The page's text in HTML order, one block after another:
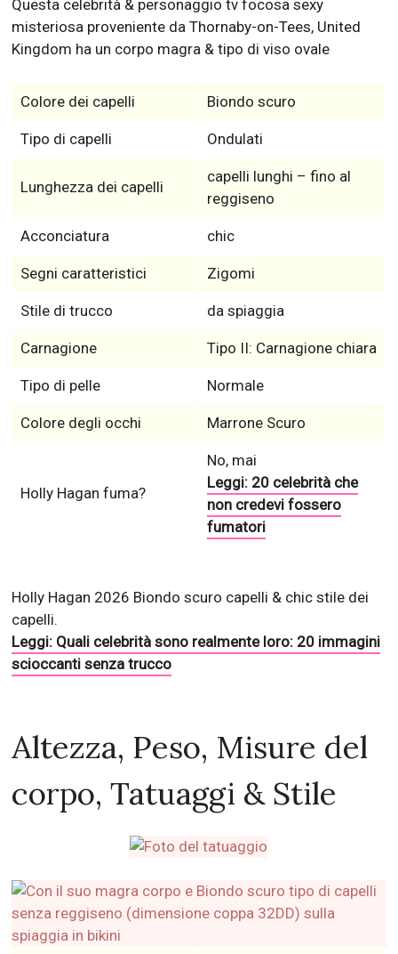
Questa celebrità & personaggio tv focosa sexy
misteriosa proveniente da Thornaby-on-Tees, United
Kingdom ha un corpo magra & tipo di viso ovale
Colore dei capelli Biondo scuro
Tipo di capelli Ondulati
Lunghezza dei capelli
capelli lunghi – fino al
reggiseno
Acconciatura chic
Segni caratteristici Zigomi
Stile di trucco da spiaggia
Carnagione Tipo II: Carnagione chiara
Tipo di pelle Normale
Colore degli occhi Marrone Scuro
Holly Hagan fuma?
No, mai
Leggi: 20 celebrità che
non credevi fossero
fumatori
Holly Hagan 2026 Biondo scuro capelli & chic stile dei
capelli.
Leggi: Quali celebrità sono realmente loro: 20 immagini
scioccanti senza trucco
Altezza, Peso, Misure del
corpo, Tatuaggi & Stile